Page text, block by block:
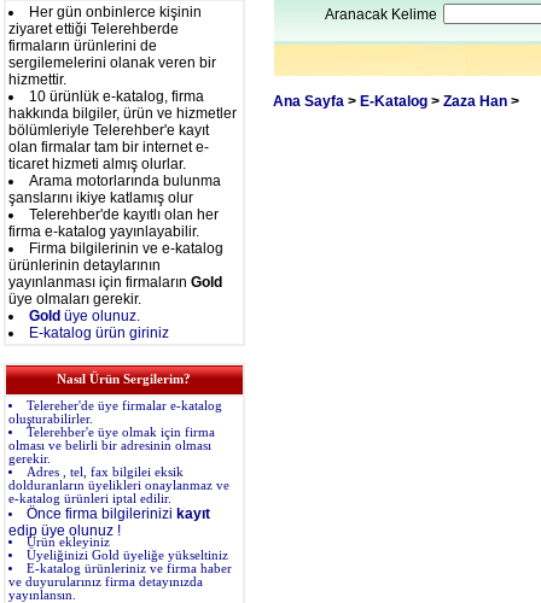
Her gün onbinlerce kişinin
ziyaret ettiği Telerehberde
firmaların ürünlerini de
sergilemelerini olanak veren bir
hizmettir.
10 ürünlük e-katalog, firma
hakkında bilgiler, ürün ve hizmetler
bölümleriyle Telerehber'e kayıt
olan firmalar tam bir internet e-
ticaret hizmeti almış olurlar.
Arama motorlarında bulunma
şanslarını ikiye katlamış olur
Telerehber'de kayıtlı olan her
firma e-katalog yayınlayabilir.
Firma bilgilerinin ve e-katalog
ürünlerinin detaylarının
yayınlanması için firmaların Gold
üye olmaları gerekir.
Gold üye olunuz.
E-katalog ürün giriniz
Nasıl Ürün Sergilerim?
Telereher'de üye firmalar e-katalog
oluşturabilirler.
Telerehber'e üye olmak için firma
olması ve belirli bir adresinin olması
gerekir.
Adres , tel, fax bilgilei eksik
dolduranların üyelikleri onaylanmaz ve
e-katalog ürünleri iptal edilir.
Önce firma bilgilerinizi kayıt
edip üye olunuz !
Ürün ekleyiniz
Üyeliğinizi Gold üyeliğe yükseltiniz
E-katalog ürünleriniz ve firma haber
ve duyurularınız firma detayınızda
yayınlansın.
Aranacak Kelime
Ana Sayfa > E-Katalog >Zaza Han >